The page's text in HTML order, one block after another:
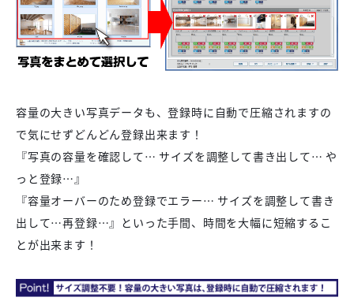
容量の大きい写真データも、登録時に自動で圧縮されますの
で気にせずどんどん登録出来ます！
『写真の容量を確認して… サイズを調整して書き出して… や
っと登録…』
『容量オーバーのため登録でエラー… サイズを調整して書き
出して…再登録…』といった手間、時間を大幅に短縮するこ
とが出来ます！